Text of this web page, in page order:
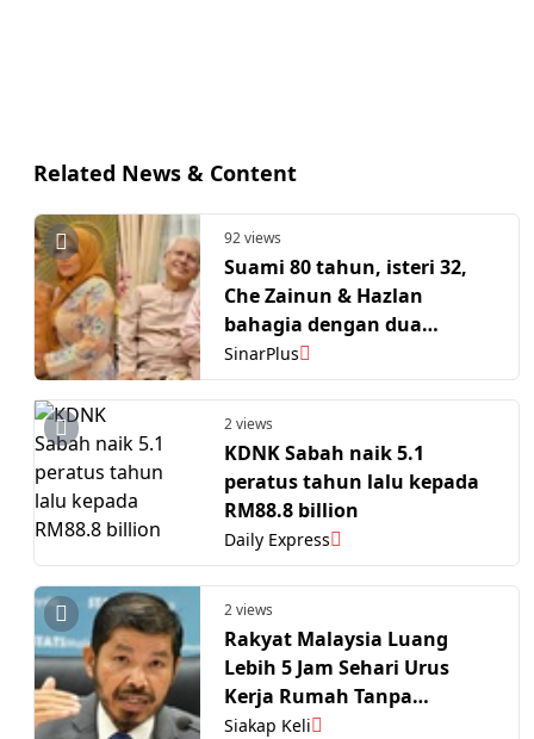
Related News & Content
92 views
Suami 80 tahun, isteri 32,
Che Zainun & Hazlan
bahagia dengan dua
cahaya mata. 'Saya selesa
dengan lelaki berusia'
SinarPlus
2 views
KDNK Sabah naik 5.1
peratus tahun lalu kepada
RM88.8 billion
Daily Express
2 views
Rakyat Malaysia Luang
Lebih 5 Jam Sehari Urus
Kerja Rumah Tanpa
Bayaran - DOSM
Siakap Keli